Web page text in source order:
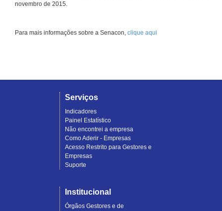
novembro de 2015.
Para mais informações sobre a Senacon, clique aqui
Serviços
Indicadores
Painel Estatístico
Não encontrei a empresa
Como Aderir - Empresas
Acesso Restrito para Gestores e
Empresas
Suporte
Institucional
Órgãos Gestores e de